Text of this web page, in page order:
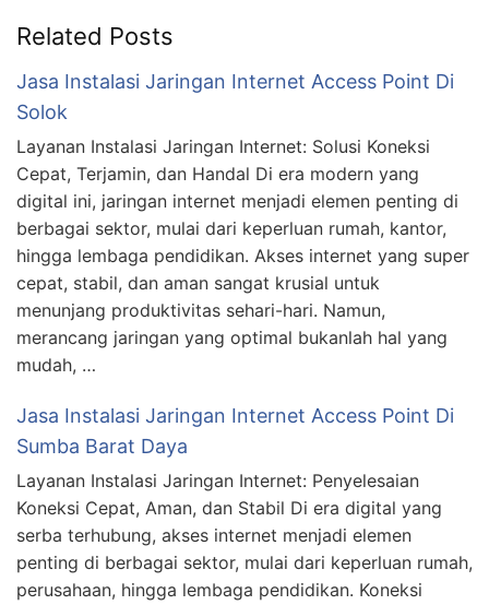
Related Posts
Jasa Instalasi Jaringan Internet Access Point Di
Solok
Layanan Instalasi Jaringan Internet: Solusi Koneksi
Cepat, Terjamin, dan Handal Di era modern yang
digital ini, jaringan internet menjadi elemen penting di
berbagai sektor, mulai dari keperluan rumah, kantor,
hingga lembaga pendidikan. Akses internet yang super
cepat, stabil, dan aman sangat krusial untuk
menunjang produktivitas sehari-hari. Namun,
merancang jaringan yang optimal bukanlah hal yang
mudah, …
Jasa Instalasi Jaringan Internet Access Point Di
Sumba Barat Daya
Layanan Instalasi Jaringan Internet: Penyelesaian
Koneksi Cepat, Aman, dan Stabil Di era digital yang
serba terhubung, akses internet menjadi elemen
penting di berbagai sektor, mulai dari keperluan rumah,
perusahaan, hingga lembaga pendidikan. Koneksi